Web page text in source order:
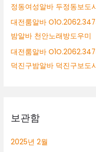
정동여성알바 두정동보도
대전룸알바
밤알바 천안노래방도우미
대전룸알바
덕진구밤알바 덕진구보도
보관함
2025년 2월